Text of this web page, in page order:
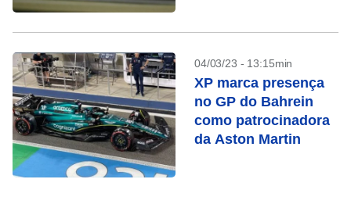
04/03/23 - 13:15min
XP marca presença
no GP do Bahrein
como patrocinadora
da Aston Martin